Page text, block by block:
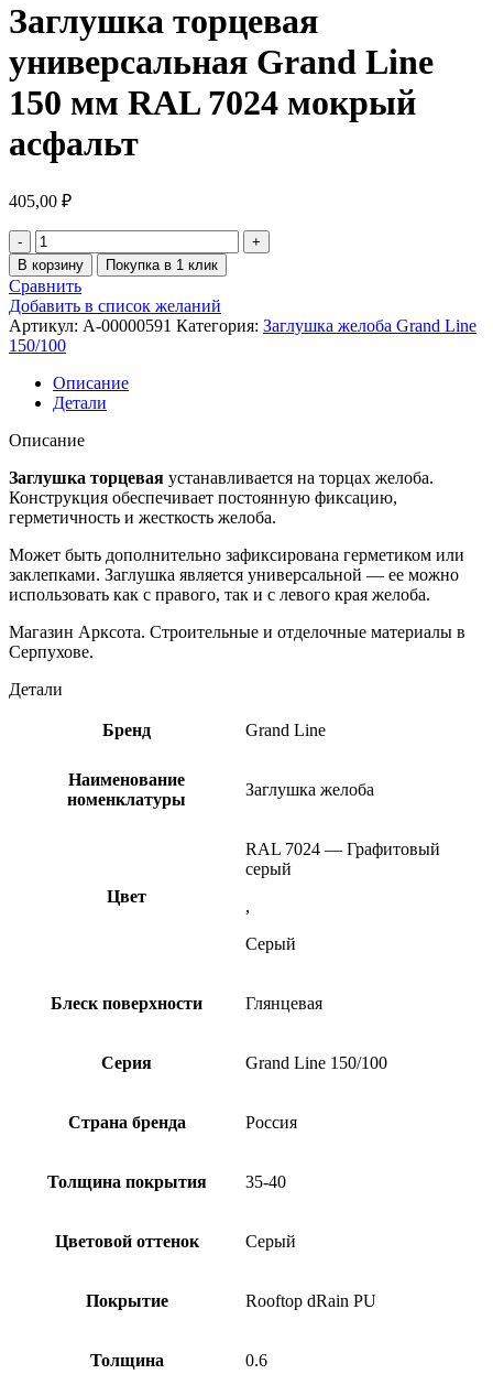
Заглушка торцевая
универсальная Grand Line
150 мм RAL 7024 мокрый
асфальт
405,00 ₽
В корзину Покупка в 1 клик
Сравнить
Добавить в список желаний
Артикул: A-00000591 Категория: Заглушка желоба Grand Line
150/100
Описание
Детали
Описание
Заглушка торцевая устанавливается на торцах желоба.
Конструкция обеспечивает постоянную фиксацию,
герметичность и жесткость желоба.
Может быть дополнительно зафиксирована герметиком или
заклепками. Заглушка является универсальной — ее можно
использовать как с правого, так и с левого края желоба.
Магазин Арксота. Строительные и отделочные материалы в
Серпухове.
Детали
Бренд Grand Line
Наименование
номенклатуры
Заглушка желоба
Цвет
RAL 7024 — Графитовый
серый
,
Серый
Блеск поверхности Глянцевая
Серия Grand Line 150/100
Страна бренда Россия
Толщина покрытия 35-40
Цветовой оттенок Серый
Покрытие Rooftop dRain PU
Толщина 0.6